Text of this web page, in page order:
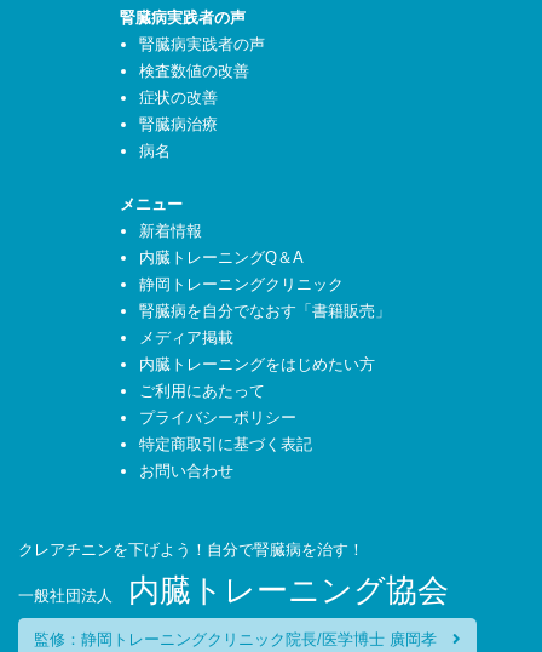
腎臓病実践者の声
腎臓病実践者の声
検査数値の改善
症状の改善
腎臓病治療
病名
メニュー
新着情報
内臓トレーニングQ＆A
静岡トレーニングクリニック
腎臓病を自分でなおす「書籍販売」
メディア掲載
内臓トレーニングをはじめたい方
ご利用にあたって
プライバシーポリシー
特定商取引に基づく表記
お問い合わせ
クレアチニンを下げよう！自分で腎臓病を治す！
一般社団法人 内臓トレーニング協会
監修：静岡トレーニングクリニック院長/医学博士 廣岡孝